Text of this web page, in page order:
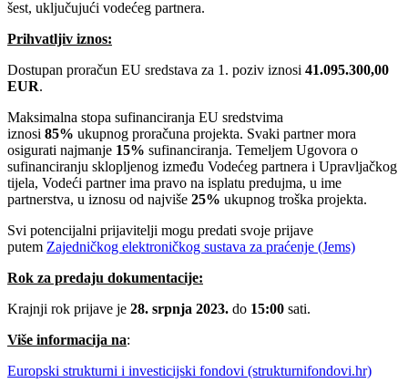
šest, uključujući vodećeg partnera.
Prihvatljiv iznos:
Dostupan proračun EU sredstava za 1. poziv iznosi 41.095.300,00
EUR.
Maksimalna stopa sufinanciranja EU sredstvima
iznosi 85% ukupnog proračuna projekta. Svaki partner mora
osigurati najmanje 15% sufinanciranja. Temeljem Ugovora o
sufinanciranju sklopljenog između Vodećeg partnera i Upravljačkog
tijela, Vodeći partner ima pravo na isplatu predujma, u ime
partnerstva, u iznosu od najviše 25% ukupnog troška projekta.
Svi potencijalni prijavitelji mogu predati svoje prijave
putem Zajedničkog elektroničkog sustava za praćenje (Jems)
Rok za predaju dokumentacije:
Krajnji rok prijave je 28. srpnja 2023. do 15:00 sati.
Više informacija na:
Europski strukturni i investicijski fondovi (strukturnifondovi.hr)